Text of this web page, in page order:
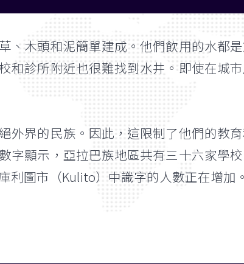
、木頭和泥簡單建成。他們飲用的水都
和診所附近也很難找到水井。即使在城
外界的民族。因此，這限制了他們的教
顯示，亞拉巴族地區共有三十六家學校
利圖市（Kulito）中識字的人數正在增加。